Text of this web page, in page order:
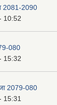
2081-2090
10:52
080
15:32
2079-080
15:31